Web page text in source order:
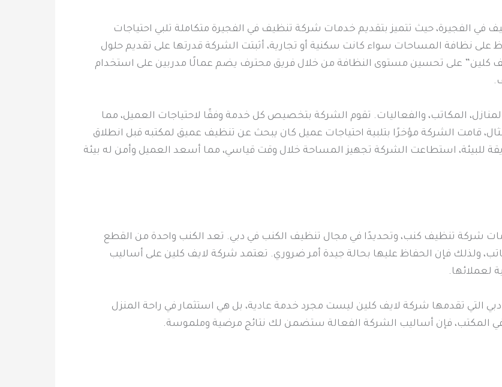
في الفجيرة، حيث تتميز بتقديم خدمات شركة تنظيف في الفجيرة متكاملة تلبي احتياجات
على نظافة المساحات سواء كانت سكنية أو تجارية، أثبتت الشركة قدرتها على تقديم حلول
كلين” على تحسين مستوى النظافة من خلال فريق محترف يضم عمالًا مدربين على استخدام
المكاتب، والفعاليات. تقوم الشركة بتخصيص كل خدمة وفقًا لاحتياجات العميل، مما
قامت الشركة مؤخرًا بتلبية احتياجات عميل كان يبحث عن تنظيف عميق لمكتبه قبل انطلاق
للبيئة، استطاعت الشركة تجهيز المساحة خلال وقت قياسي، مما أسعد العميل وأمن له بيئة
شركة تنظيف كنب، وتحديدًا في مجال تنظيف الكنب في دبي. تعد الكنب واحدة من القطع
ولذلك فإن الحفاظ عليها بحالة جيدة أمر ضروري. تعتمد شركة لايف كلين على أساليب
لعملائها.
التي تقدمها شركة لايف كلين ليست مجرد خدمة عادية، بل هي استثمار في راحة المنزل
المكتب، فإن أساليب الشركة الفعالة ستضمن لك نتائج مرضية وملموسة.